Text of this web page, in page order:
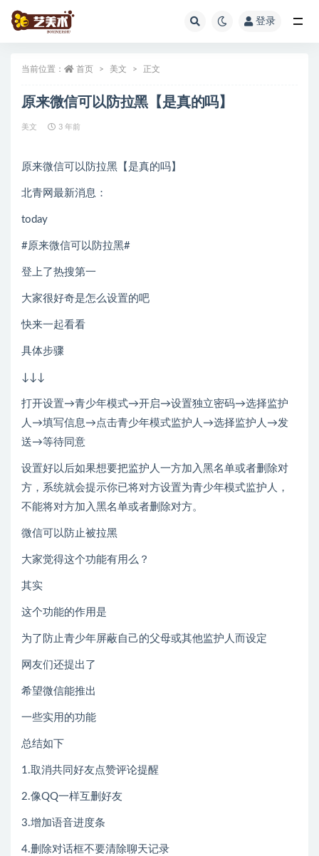
登录
当前位置： 首页 美文 正文
原来微信可以防拉黑【是真的吗】
美文 3 年前
原来微信可以防拉黑【是真的吗】
北青网最新消息：
today
#原来微信可以防拉黑#
登上了热搜第一
大家很好奇是怎么设置的吧
快来一起看看
具体步骤
↓↓↓
打开设置→青少年模式→开启→设置独立密码→选择监护
人→填写信息→点击青少年模式监护人→选择监护人→发
送→等待同意
设置好以后如果想要把监护人一方加入黑名单或者删除对
方，系统就会提示你已将对方设置为青少年模式监护人，
不能将对方加入黑名单或者删除对方。
微信可以防止被拉黑
大家觉得这个功能有用么？
其实
这个功能的作用是
为了防止青少年屏蔽自己的父母或其他监护人而设定
网友们还提出了
希望微信能推出
一些实用的功能
总结如下
1.取消共同好友点赞评论提醒
2.像QQ一样互删好友
3.增加语音进度条
4.删除对话框不要清除聊天记录